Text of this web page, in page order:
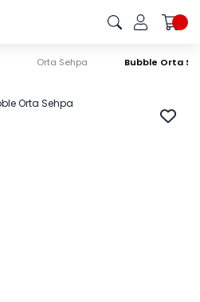
Orta Sehpa Bubble Orta